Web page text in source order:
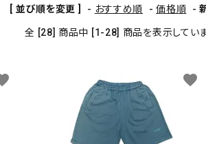
NORTH FACE
Clarks J CREW
L.L.Bean USA NAUTICA
OTHER BRANDS
[ 並び順を変更 ] - おすすめ順 -価格順 -
全 [28] 商品中 [1-28] 商品を表示してい
favorite